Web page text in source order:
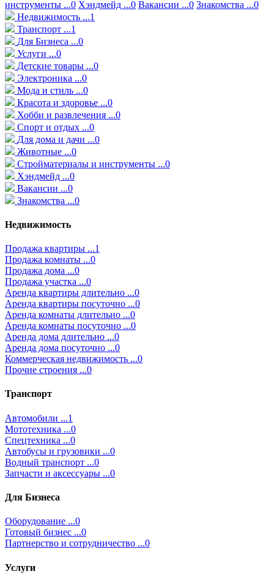
инструменты ...0 Хэндмейд ...0 Вакансии ...0 Знакомства ...0
Недвижимость ...1
Транспорт ...1
Для Бизнеса ...0
Услуги ...0
Детские товары ...0
Электроника ...0
Мода и стиль ...0
Красота и здоровье ...0
Хобби и развлечения ...0
Спорт и отдых ...0
Для дома и дачи ...0
Животные ...0
Стройматериалы и инструменты ...0
Хэндмейд ...0
Вакансии ...0
Знакомства ...0
Недвижимость
Продажа квартиры ...1
Продажа комнаты ...0
Продажа дома ...0
Продажа участка ...0
Аренда квартиры длительно ...0
Аренда квартиры посуточно ...0
Аренда комнаты длительно ...0
Аренда комнаты посуточно ...0
Аренда дома длительно ...0
Аренда дома посуточно ...0
Коммерческая недвижимость ...0
Прочие строения ...0
Транспорт
Автомобили ...1
Мототехника ...0
Спецтехника ...0
Автобусы и грузовики ...0
Водный транспорт ...0
Запчасти и аксессуары ...0
Для Бизнеса
Оборудование ...0
Готовый бизнес ...0
Партнерство и сотрудничество ...0
Услуги